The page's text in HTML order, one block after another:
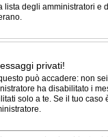
lista degli amministratori e
privati!
può accadere: non
ha disabilitato i
solo a te. Se il tuo caso